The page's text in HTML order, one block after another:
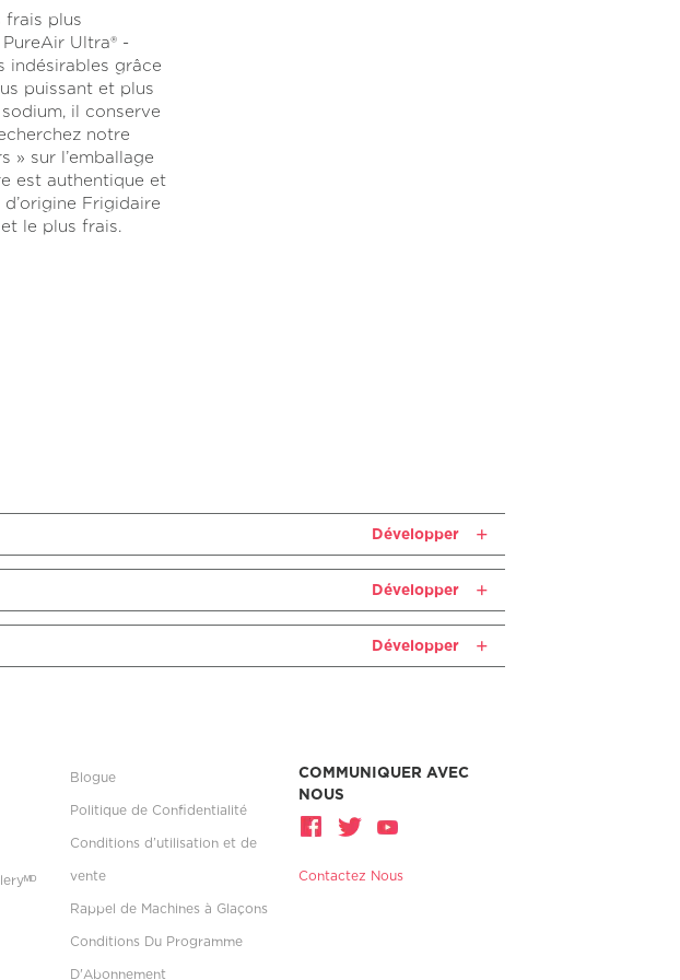
frais plus
Ultra® -
indésirables grâce
puissant et plus
il conserve
notre
» sur l’emballage
est authentique et
Frigidaire
le plus frais.
Développer
Développer
Développer
Blogue
Politique de Confidentialité
Conditions d’utilisation et de
vente
Rappel de Machines à Glaçons
Conditions Du Programme
D'Abonnement
COMMUNIQUER AVEC
NOUS
Contactez Nous